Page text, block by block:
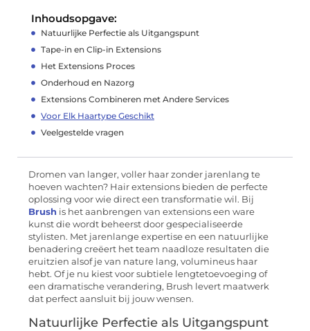
Inhoudsopgave:
Natuurlijke Perfectie als Uitgangspunt
Tape-in en Clip-in Extensions
Het Extensions Proces
Onderhoud en Nazorg
Extensions Combineren met Andere Services
Voor Elk Haartype Geschikt
Veelgestelde vragen
Dromen van langer, voller haar zonder jarenlang te
hoeven wachten? Hair extensions bieden de perfecte
oplossing voor wie direct een transformatie wil. Bij
Brush is het aanbrengen van extensions een ware
kunst die wordt beheerst door gespecialiseerde
stylisten. Met jarenlange expertise en een natuurlijke
benadering creëert het team naadloze resultaten die
eruitzien alsof je van nature lang, volumineus haar
hebt. Of je nu kiest voor subtiele lengtetoevoeging of
een dramatische verandering, Brush levert maatwerk
dat perfect aansluit bij jouw wensen.
Natuurlijke Perfectie als Uitgangspunt